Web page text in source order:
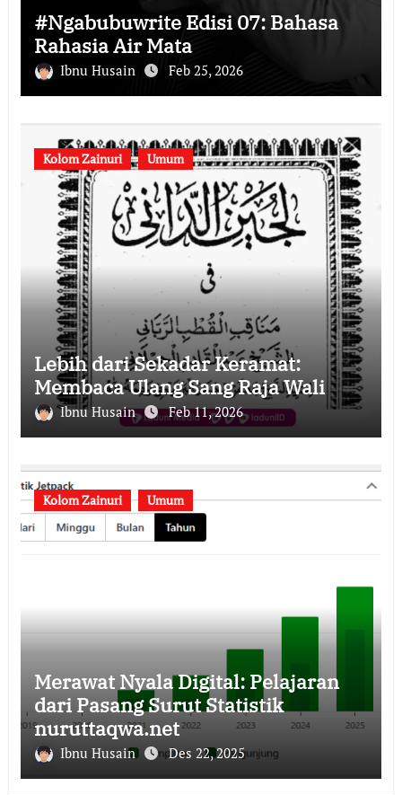
#Ngabubuwrite Edisi 07: Bahasa
Rahasia Air Mata
Ibnu Husain Feb 25, 2026
Kolom Zainuri Umum
Lebih dari Sekadar Keramat:
Membaca Ulang Sang Raja Wali
Ibnu Husain Feb 11, 2026
Kolom Zainuri Umum
Merawat Nyala Digital: Pelajaran
dari Pasang Surut Statistik
nuruttaqwa.net
Ibnu Husain Des 22, 2025